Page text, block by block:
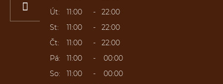
Út:
11:00
22:00
St:
11:00
22:00
Čt:
11:00
22:00
Pá:
11:00 00:00
So:
11:00 00:00